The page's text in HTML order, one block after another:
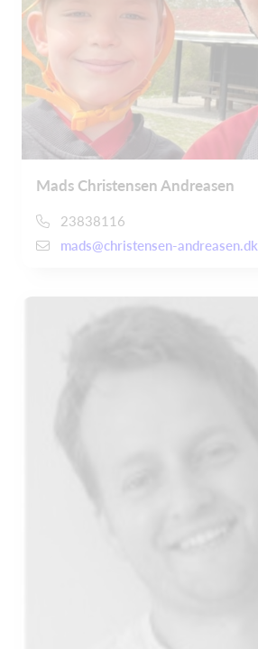
Mads Christensen Andreasen
23838116
mads@christensen-andreasen.dk